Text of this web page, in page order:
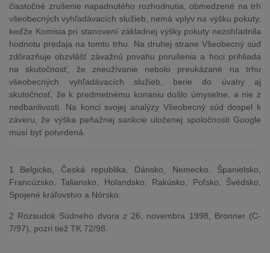
čiastočné zrušenie napadnutého rozhodnutia, obmedzené na trh
všeobecných vyhľadávacích služieb, nemá vplyv na výšku pokuty,
keďže Komisia pri stanovení základnej výšky pokuty nezohľadnila
hodnotu predaja na tomto trhu. Na druhej strane Všeobecný súd
zdôrazňuje obzvlášť závažnú povahu porušenia a hoci prihliada
na skutočnosť, že zneužívanie nebolo preukázané na trhu
všeobecných vyhľadávacích služieb, berie do úvahy aj
skutočnosť, že k predmetnému konaniu došlo úmyselne, a nie z
nedbanlivosti. Na konci svojej analýzy Všeobecný súd dospel k
záveru, že výška peňažnej sankcie uloženej spoločnosti Google
musí byť potvrdená.
1 Belgicko, Česká republika, Dánsko, Nemecko, Španielsko,
Francúzsko, Taliansko, Holandsko, Rakúsko, Poľsko, Švédsko,
Spojené kráľovstvo a Nórsko.
2 Rozsudok Súdneho dvora z 26. novembra 1998, Bronner (C-
7/97), pozri tiež TK 72/98.